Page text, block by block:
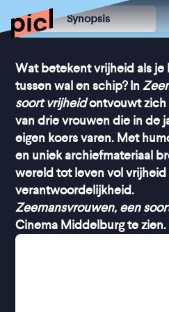
Synopsis
Wat betekent vrijheid als je
tussen wal en schip? In
soort vrijheidontvouwt zich
van drie vrouwen die in de
eigen koers varen. Met
en uniek archiefmateriaal
wereld tot leven vol vrijheid
verantwoordelijkheid.
Zeemansvrouwen, een
Cinema Middelburg te zien.
De film volgt drie vrouwen